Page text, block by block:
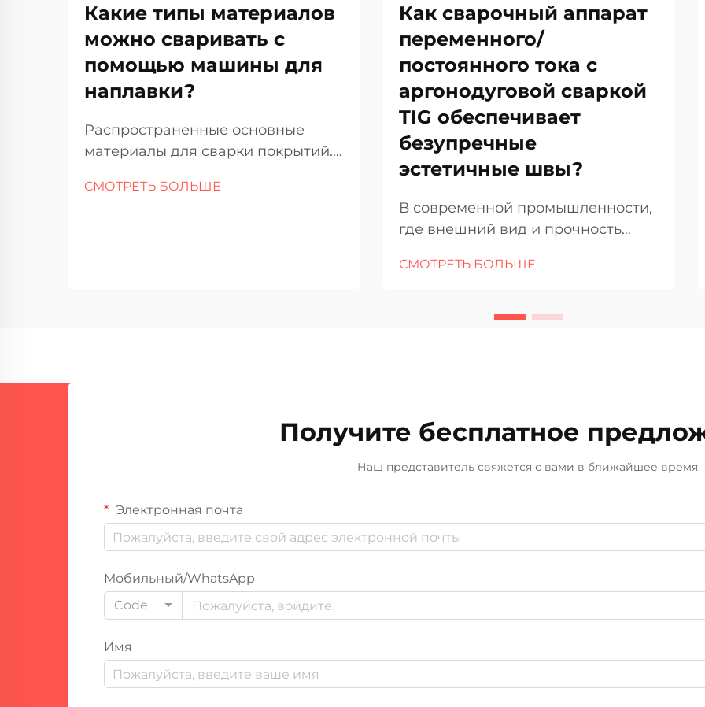
Какие типы материалов
можно сваривать с
помощью машины для
наплавки?
Распространенные основные
материалы для сварки покрытий.
низколегированные стали.
СМОТРЕТЬ БОЛЬШЕ
Как сварочный аппарат
переменного/
постоянного тока с
аргонодуговой сваркой
TIG обеспечивает
безупречные
эстетичные швы?
В современной промышленности,
где внешний вид и прочность
качество сварки оценивается не
по его эстетическому
СМОТРЕТЬ БОЛЬШЕ
Получите бесплатное
Наш представитель свяжется с вами в ближайшее время.
Электронная почта
Мобильный/WhatsApp
Code
Имя